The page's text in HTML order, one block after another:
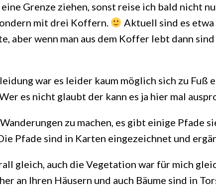
Grenze ziehen, sonst reise ich bald nicht
mit drei Koffern.
Aktuell sind es etwa
aber wenn man aus dem Koffer lebt dann
war es leider kaum möglich sich zu Fuß
es nicht glaubt der kann es ja hier mal
zu machen, es gibt einige Pfade
Pfade sind in Karten eingezeichnet und
gleich, auch die Vegetation war für mich
an Ihren Häusern und auch Bäume sind in